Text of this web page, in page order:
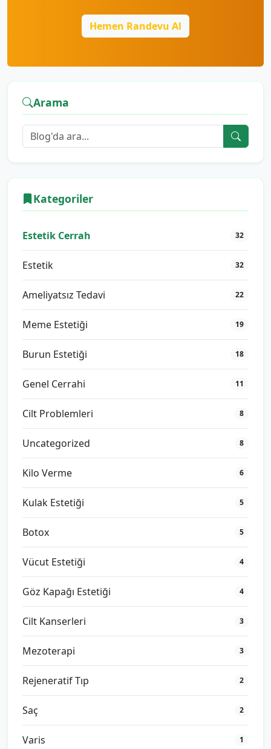
Hemen Randevu Al
Arama
Kategoriler
Estetik Cerrah 32
Estetik 32
Ameliyatsız Tedavi 22
Meme Estetiği 19
Burun Estetiği 18
Genel Cerrahi 11
Cilt Problemleri 8
Uncategorized 8
Kilo Verme 6
Kulak Estetiği 5
Botox 5
Vücut Estetiği 4
Göz Kapağı Estetiği 4
Cilt Kanserleri 3
Mezoterapi 3
Rejeneratif Tıp 2
Saç 2
Varis 1